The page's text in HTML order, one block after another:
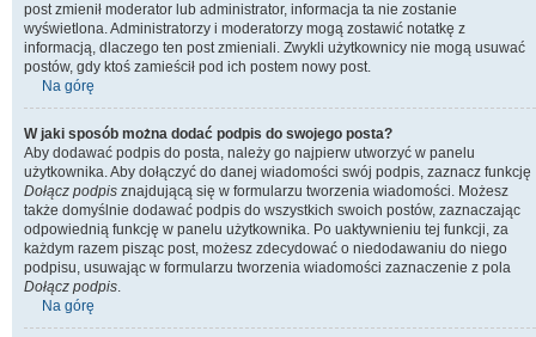
post zmienił moderator lub administrator, informacja ta nie zostanie
wyświetlona. Administratorzy i moderatorzy mogą zostawić notatkę z
informacją, dlaczego ten post zmieniali. Zwykli użytkownicy nie mogą usuwać
postów, gdy ktoś zamieścił pod ich postem nowy post.
Na górę
W jaki sposób można dodać podpis do swojego posta?
Aby dodawać podpis do posta, należy go najpierw utworzyć w panelu
użytkownika. Aby dołączyć do danej wiadomości swój podpis, zaznacz funkcję
Dołącz podpis znajdującą się w formularzu tworzenia wiadomości. Możesz
także domyślnie dodawać podpis do wszystkich swoich postów, zaznaczając
odpowiednią funkcję w panelu użytkownika. Po uaktywnieniu tej funkcji, za
każdym razem pisząc post, możesz zdecydować o niedodawaniu do niego
podpisu, usuwając w formularzu tworzenia wiadomości zaznaczenie z pola
Dołącz podpis.
Na górę